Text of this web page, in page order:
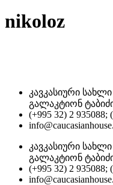
nikoloz
კავკასიური
გალაკტიონ
(+995 32) 2 935088;
კავკასიური
გალაკტიონ
(+995 32) 2 935088;